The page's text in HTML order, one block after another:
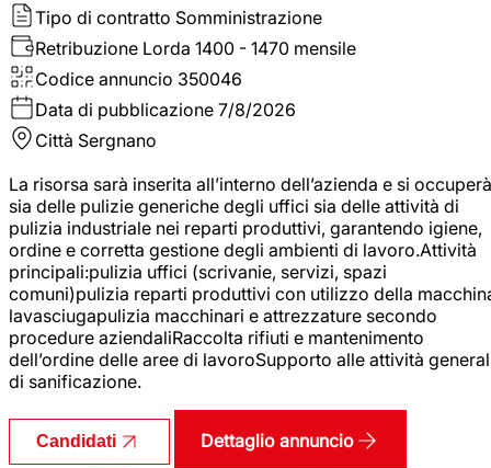
Tipo di contratto Somministrazione
Retribuzione Lorda 1400 - 1470 mensile
Codice annuncio 350046
Data di pubblicazione 7/8/2026
Città Sergnano
La risorsa sarà inserita all’interno dell’azienda e si occuperà
sia delle pulizie generiche degli uffici sia delle attività di
pulizia industriale nei reparti produttivi, garantendo igiene,
ordine e corretta gestione degli ambienti di lavoro.Attività
principali:pulizia uffici (scrivanie, servizi, spazi
comuni)pulizia reparti produttivi con utilizzo della
lavasciugapulizia macchinari e attrezzature secondo
procedure aziendaliRaccolta rifiuti e mantenimento
dell’ordine delle aree di lavoroSupporto alle attività
di sanificazione.
Candidati Dettaglio annuncio